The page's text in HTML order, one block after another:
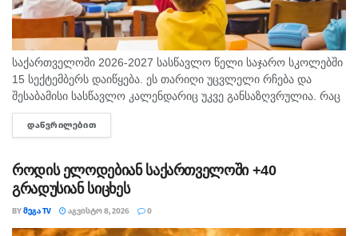
საქართველოში 2026-2027 სასწავლო წელი საჯარო სკოლებში
15 სექტემბერს დაიწყება. ეს თარიღი უცვლელი რჩება და
შესაბამისი სასწავლო კალენდარიც უკვე განსაზღვრულია. რაც
შეეხება საბავშვო ბაღებს, სასწავლო-სააღმზრდელო პროცესი
ასევე 15 სექტემბრიდან განახლდება. თბილისის...
ᲓᲐᲬᲕᲠᲘᲚᲔᲑᲘᲗ
როდის ელოდებიან საქართველოში +40
გრადუსიან სიცხეს
BYᲛᲔᲒᲐ TV ᲐᲒᲕᲘᲡᲢᲝ 8, 2026 0